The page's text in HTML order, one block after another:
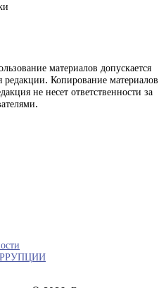
материалов допускается
редакции. Копирование материалов
не несет ответственности за